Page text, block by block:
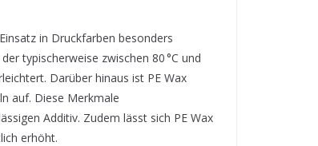
in Druckfarben besonders
typischerweise zwischen 80 °C und
Darüber hinaus ist PE Wax
auf. Diese Merkmale
Additiv. Zudem lässt sich PE Wax
erhöht.